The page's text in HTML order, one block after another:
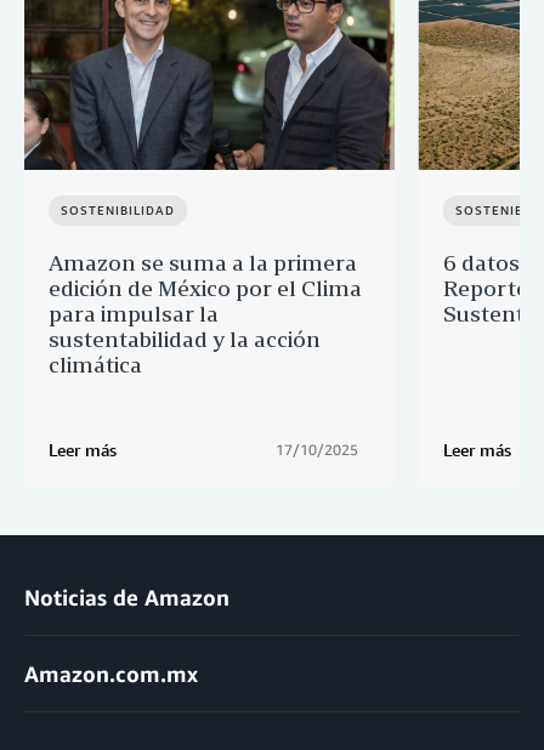
SOSTENIBILIDAD
Amazon se suma a la primera
edición de México por el Clima
para impulsar la
sustentabilidad y la acción
climática
Leer más 17/10/2025
6 datos
Reporte
Leer más
Noticias de Amazon
Amazon.com.mx